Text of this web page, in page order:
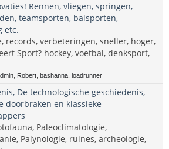
Rennen, vliegen, springen,
teamsporten, balsporten,
etc.
records, verbeteringen, sneller, hoger,
Sport? hockey, voetbal, denksport,
Robert bashanna loadrunner
De technologische geschiedenis,
doorbraken en klassieke
Paleoclimatologie,
Palynologie, ruines, archeologie,